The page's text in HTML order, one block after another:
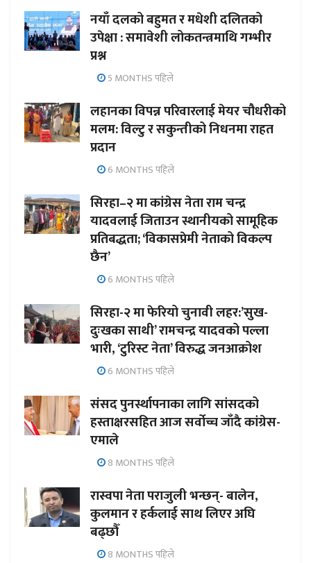
नयाँ दलको बहुमत र मधेशी दलितको
उपेक्षा : समावेशी लोकतन्त्रमाथि गम्भीर
प्रश्न
5 MONTHS पहिले
लहानका विपन्न परिवारलाई मेयर चौधरीको
मलम: विल्टु र सकुन्तीको निधनमा राहत
प्रदान
6 MONTHS पहिले
सिरहा–२ मा कांग्रेस नेता राम चन्द्र
यादवलाई जिताउन स्थानीयको सामूहिक
प्रतिबद्धता; ‘विकासप्रेमी नेताको विकल्प
छैन’
6 MONTHS पहिले
सिरहा-२ मा फेरियो चुनावी लहर:’सुख-
दुःखका साथी’ रामचन्द्र यादवको पल्ला
भारी, ‘टुरिस्ट नेता’ विरुद्ध जनआक्रोश
6 MONTHS पहिले
संसद पुनर्स्थापनाका लागि सांसदको
हस्ताक्षरसहित आज सर्वोच्च जाँदै कांग्रेस-
एमाले
8 MONTHS पहिले
रास्वपा नेता पराजुली भन्छन्- बालेन,
कुलमान र हर्कलाई साथ लिएर अघि
बढ्छौँ
8 MONTHS पहिले